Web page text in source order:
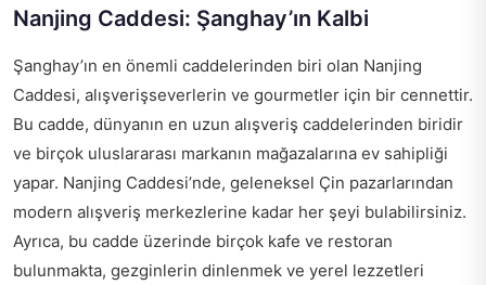
Nanjing Caddesi: Şanghay’ın Kalbi
Şanghay’ın en önemli caddelerinden biri olan Nanjing
Caddesi, alışverişseverlerin ve gourmetler için bir cennettir.
Bu cadde, dünyanın en uzun alışveriş caddelerinden biridir
ve birçok uluslararası markanın mağazalarına ev sahipliği
yapar. Nanjing Caddesi’nde, geleneksel Çin pazarlarından
modern alışveriş merkezlerine kadar her şeyi bulabilirsiniz.
Ayrıca, bu cadde üzerinde birçok kafe ve restoran
bulunmakta, gezginlerin dinlenmek ve yerel lezzetleri